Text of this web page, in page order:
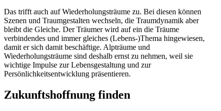
Das trifft auch auf Wiederholungsträume zu. Bei diesen können
Szenen und Traumgestalten wechseln, die Traumdynamik aber
bleibt die Gleiche. Der Träumer wird auf ein die Träume
verbindendes und immer gleiches (Lebens-)Thema hingewiesen,
damit er sich damit beschäftige. Alpträume und
Wiederholungsträume sind deshalb ernst zu nehmen, weil sie
wichtige Impulse zur Lebensgestaltung und zur
Persönlichkeitsentwicklung präsentieren.
Zukunftshoffnung finden